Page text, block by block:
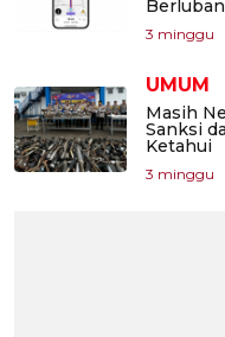
3 minggu
UMUM
Masih
Sanksi
Ketahui
3 minggu